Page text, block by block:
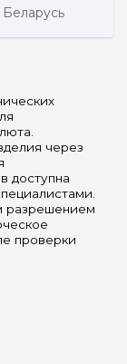
Беларусь
через
доступна
разрешением
проверки